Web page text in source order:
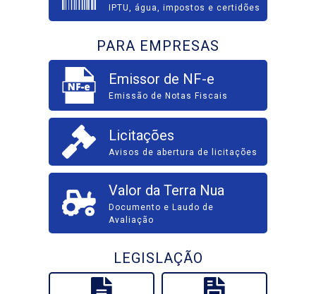
IPTU, água, impostos e certidões
PARA EMPRESAS
Emissor de NF-e
Emissão de Notas Fiscais
Licitações
Avisos de abertura de licitações
Valor da Terra Nua
Documento e Laudo de
Avaliação
LEGISLAÇÃO